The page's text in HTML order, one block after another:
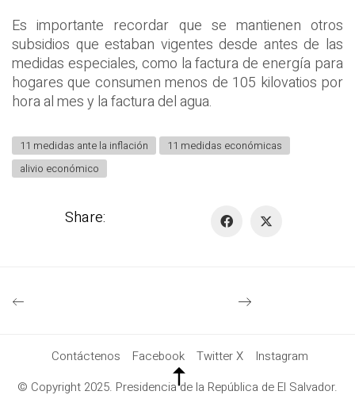
Es importante recordar que se mantienen otros
subsidios que estaban vigentes desde antes de las
medidas especiales, como la factura de energía para
hogares que consumen menos de 105 kilovatios por
hora al mes y la factura del agua.
11 medidas ante la inflación
11 medidas económicas
alivio económico
Share:
Contáctenos Facebook Twitter X
Instagram
© Copyright 2025. Presidencia de la República de El Salvador.